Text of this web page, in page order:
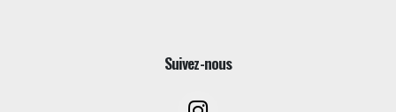
Suivez-nous